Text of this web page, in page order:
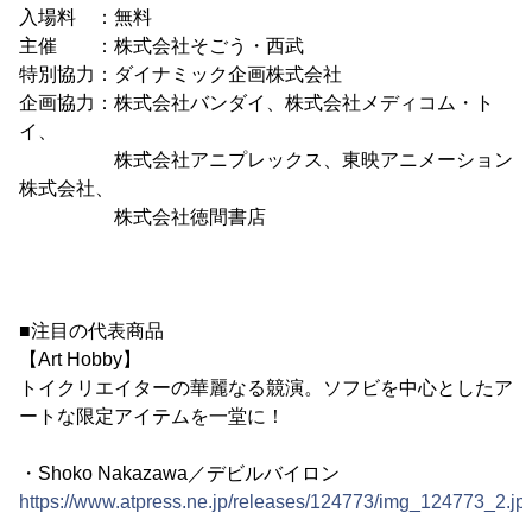
入場料 ：無料
主催 ：株式会社そごう・西武
特別協力：ダイナミック企画株式会社
企画協力：株式会社バンダイ、株式会社メディコム・ト
イ、
株式会社アニプレックス、東映アニメーション
株式会社、
株式会社徳間書店
■注目の代表商品
【Art Hobby】
トイクリエイターの華麗なる競演。ソフビを中心としたア
ートな限定アイテムを一堂に！
・Shoko Nakazawa／デビルバイロン
https://www.atpress.ne.jp/releases/124773/